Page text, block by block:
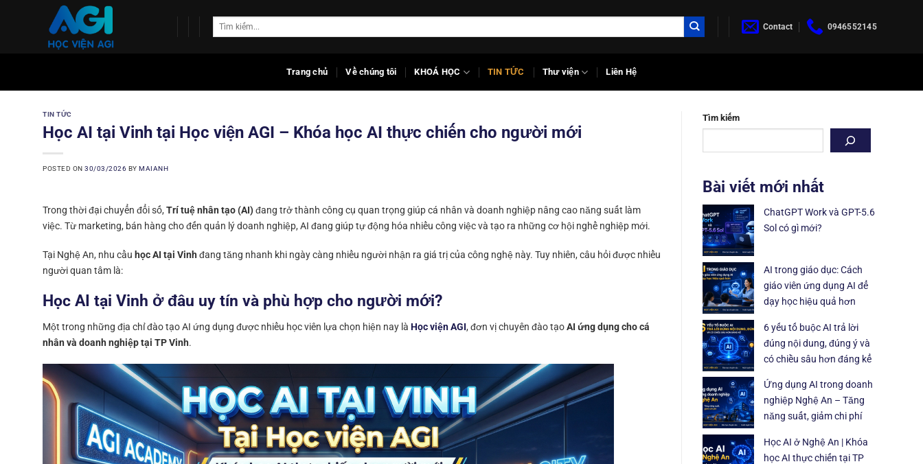
Contact 0946552145
Trang chủ Về chúng tôi KHOÁ HỌC TIN TỨC Thư viện Liên Hệ
TIN TỨC
Học AI tại Vinh tại Học viện AGI – Khóa học AI thực chiến cho người mới
POSTED ON30/03/2026 BYMAIANH
Trong thời đại chuyển đổi số, Trí tuệ nhân tạo (AI)đang trở thành công cụ quan trọng giúp cá nhân và doanh nghiệp nâng cao năng suất làm
việc. Từ marketing, bán hàng cho đến quản lý doanh nghiệp, AI đang giúp tự động hóa nhiều công việc và tạo ra những cơ hội nghề nghiệp mới.
Tại Nghệ An, nhu cầu học AI tại Vinh đang tăng nhanh khi ngày càng nhiều người nhận ra giá trị của công nghệ này. Tuy nhiên, câu hỏi được nhiều
người quan tâm là:
Học AI tại Vinh ở đâu uy tín và phù hợp cho người mới?
Một trong những địa chỉ đào tạo AI ứng dụng được nhiều học viên lựa chọn hiện nay là Học viện AGI, đơn vị chuyên đào tạoAI ứng dụng cho cá
nhân và doanh nghiệp tại TP Vinh.
Tìm kiếm
Bài viết mới nhất
ChatGPT Work và GPT-5.6
Sol có gì mới?
AI trong giáo dục: Cách
giáo viên ứng dụng AI để
dạy học hiệu quả hơn
6 yếu tố buộc AI trả lời
đúng nội dung, đúng ý và
có chiều sâu hơn đáng kể
Ứng dụng AI trong doanh
nghiệp Nghệ An – Tăng
năng suất, giảm chi phí
Học AI ở Nghệ An | Khóa
học AI thực chiến tại TP